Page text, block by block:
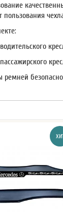
пользования